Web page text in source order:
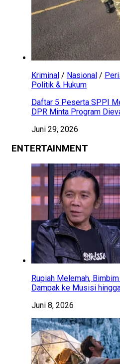
Kriminal / Nasional /
Politik & Hukum
Daftar 5 Peserta SPPI
DPR Minta Program
Juni 29, 2026
ENTERTAINMENT
Rupiah Melemah,
Dampak ke Musisi
Juni 8, 2026